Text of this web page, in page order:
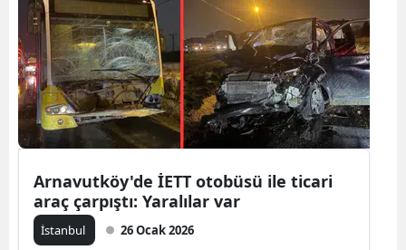
Bitlis
Bolu
Burdur
Bursa
Arnavutköy'de İETT otobüsü ile ticari
araç çarpıştı: Yaralılar var
İstanbul 26 Ocak 2026